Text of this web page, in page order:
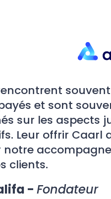
et sont
sur les aspects
Leur offrir Caarl
notre
clients.
- Fondateur